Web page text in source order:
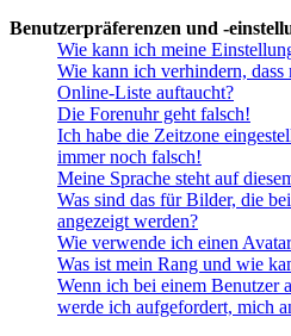
Benutzerpräferenzen und -
Wie kann ich meine
Wie kann ich verhindern,
Online-Liste auftaucht?
Die Forenuhr geht falsch!
Ich habe die Zeitzone
immer noch falsch!
Meine Sprache steht auf
Was sind das für Bilder, die
angezeigt werden?
Wie verwende ich einen
Was ist mein Rang und wie
Wenn ich bei einem
werde ich aufgefordert, mich